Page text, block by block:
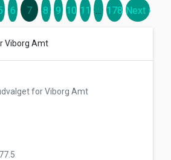
6 7 8 9 10 11 … 178 Next ›
Viborg Amt
for Viborg Amt